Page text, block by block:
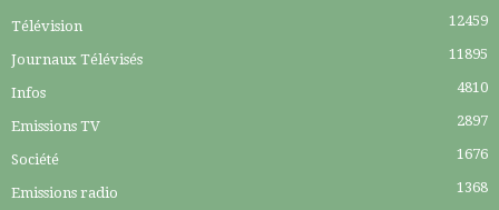
Télévision 12459
Journaux Télévisés 11895
Infos 4810
Emissions TV 2897
Société 1676
Emissions radio 1368